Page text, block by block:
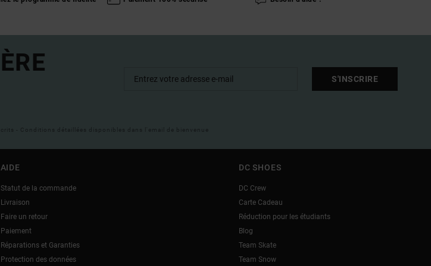
S'INSCRIRE
- Conditions détaillées disponibles dans l'email de bienvenue
AIDE
Statut de la commande
Livraison
Faire un retour
Paiement
Réparations et Garanties
Protection des données
DC SHOES
DC Crew
Carte Cadeau
Réduction pour les étudiants
Blog
Team Skate
Team Snow